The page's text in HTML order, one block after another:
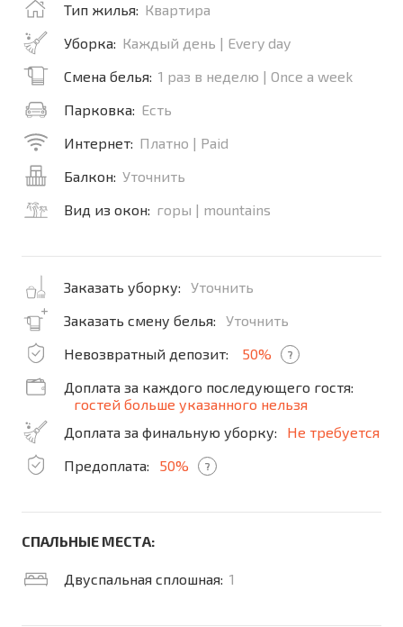
Тип жилья: Квартира
Уборка: Каждый день | Every day
Смена белья: 1 раз в неделю | Once a week
Парковка: Есть
Интернет: Платно | Paid
Балкон: Уточнить
Вид из окон: горы | mountains
Заказать уборку:
Уточнить
Заказать смену белья:
Уточнить
Невозвратный депозит:
50% ?
Доплата за каждого последующего гостя:
гостей больше указанного нельзя
Доплата за финальную уборку:
Не требуется
Предоплата:
50% ?
СПАЛЬНЫЕ МЕСТА:
Двуспальная сплошная: 1